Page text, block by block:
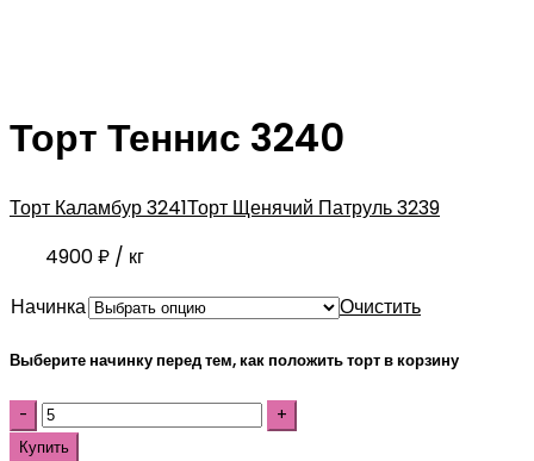
Торт Теннис 3240
Торт Каламбур 3241Торт Щенячий Патруль 3239
4900₽ / кг
Начинка
Очистить
Выберите начинку перед тем, как положить торт в корзину
Купить